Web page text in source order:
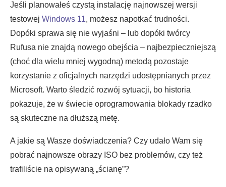
Jeśli planowałeś czystą instalację najnowszej wersji
testowej Windows 11, możesz napotkać trudności.
Dopóki sprawa się nie wyjaśni – lub dopóki twórcy
Rufusa nie znajdą nowego obejścia – najbezpieczniejszą
(choć dla wielu mniej wygodną) metodą pozostaje
korzystanie z oficjalnych narzędzi udostępnianych przez
Microsoft. Warto śledzić rozwój sytuacji, bo historia
pokazuje, że w świecie oprogramowania blokady rzadko
są skuteczne na dłuższą metę.
A jakie są Wasze doświadczenia? Czy udało Wam się
pobrać najnowsze obrazy ISO bez problemów, czy też
trafiliście na opisywaną „ścianę”?